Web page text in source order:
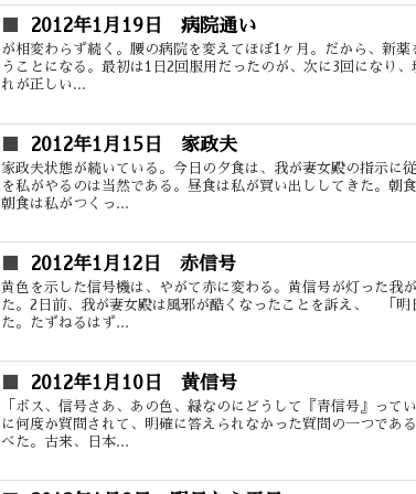
2012年1月19日 病院通い
が相変わらず続く。腰の病院を変えてほぼ1ヶ月。だから、新薬
うことになる。最初は1日2回服用だったのが、次に3回になり
れが正しい...
2012年1月15日 家政夫
家政夫状態が続いている。今日の夕食は、我が妻女殿の指示に
を私がやるのは当然である。昼食は私が買い出ししてきた。朝
朝食は私がつくっ...
2012年1月12日 赤信号
黄色を示した信号機は、やがて赤に変わる。黄信号が灯った我
た。2日前、我が妻女殿は風邪が酷くなったことを訴え、 「明
た。たずねるはず...
2012年1月10日 黄信号
「ボス、信号さあ、あの色、緑なのにどうして『青信号』って
に何度か質問されて、明確に答えられなかった質問の一つであ
べた。古来、日本...